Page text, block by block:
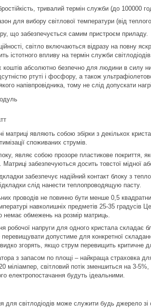
тривалий термін служби (до 100000
для вибору світлової температури (від
що забезпечується самим пристроєм приладу.
світло включаються відразу на повну
істотного впливу на термін служби
коштів абсолютно безпечно для людини в силу
ртуті і фосфору, а також
напівпровідника, тому не слід допускати
матриці являють собою збірки з декількох
споживаних струмів.
являє собою прозоре пластикове покриття,
Матриці забезпечуються досить товстої мідної
забезпечує надійний контакт блоку з
слід нанести теплопроводящую пасту.
проводів не повинно бути менше 0,5
навколишніх предметів 25-35 градусів
немає обмежень на розмір матриць.
робочої напруги для одного кристала
допустиме для конкретної
згорять, якщо струм перевищить критичне
з запасом по площі – найкраща страховка
міліампер, світловий потік зменшиться на 3-
електропостачання будуть ідеальними.
світлодіодів може служити будь джерело зі